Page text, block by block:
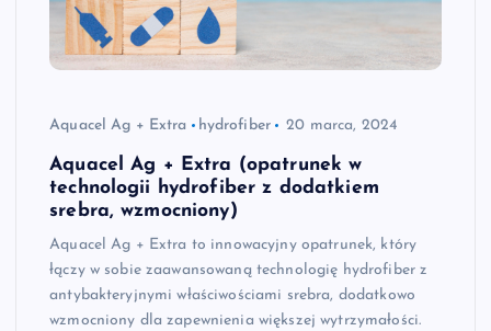
Aquacel Ag + Extra hydrofiber 20 marca, 2024
Aquacel Ag + Extra (opatrunek w
technologii hydrofiber z dodatkiem
srebra, wzmocniony)
Aquacel Ag + Extra to innowacyjny opatrunek, który
łączy w sobie zaawansowaną technologię hydrofiber z
antybakteryjnymi właściwościami srebra, dodatkowo
wzmocniony dla zapewnienia większej wytrzymałości.